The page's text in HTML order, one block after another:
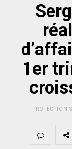
1er
PROTECTION